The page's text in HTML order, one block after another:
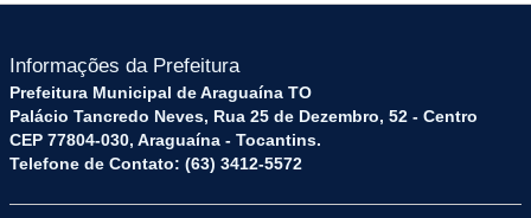
Informações da Prefeitura
Prefeitura Municipal de Araguaína TO
Palácio Tancredo Neves, Rua 25 de Dezembro, 52 - Centro
CEP 77804-030, Araguaína - Tocantins.
Telefone de Contato: (63) 3412-5572